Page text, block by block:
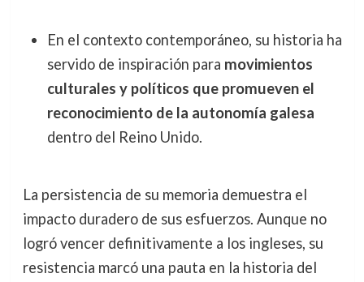
En el contexto contemporáneo, su historia ha
servido de inspiración para movimientos
culturales y políticos que promueven el
reconocimiento de la autonomía galesa
dentro del Reino Unido.
La persistencia de su memoria demuestra el
impacto duradero de sus esfuerzos. Aunque no
logró vencer definitivamente a los ingleses, su
resistencia marcó una pauta en la historia del